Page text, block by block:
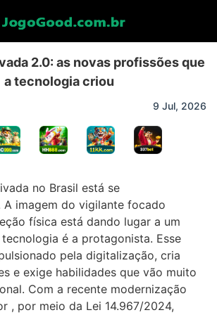
2.0: as novas profissões que
a tecnologia criou
9 Jul, 2026
no Brasil está se
A imagem do vigilante focado
física está dando lugar a um
é a protagonista. Esse
pela digitalização, cria
e exige habilidades que vão muito
Com a recente modernização
, por meio da Lei 14.967/2024,